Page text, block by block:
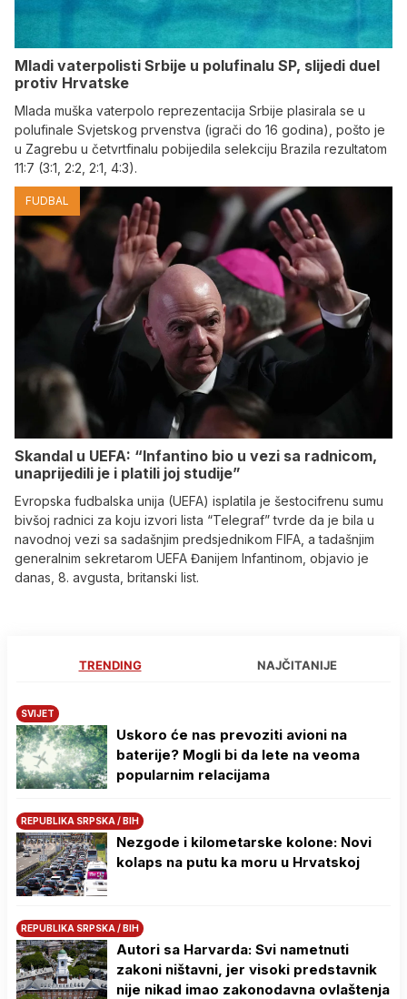
Mladi vaterpolisti Srbije u polufinalu SP, slijedi duel
protiv Hrvatske
Mlada muška vaterpolo reprezentacija Srbije plasirala se u
polufinale Svjetskog prvenstva (igrači do 16 godina), pošto je
u Zagrebu u četvrtfinalu pobijedila selekciju Brazila rezultatom
11:7 (3:1, 2:2, 2:1, 4:3).
FUDBAL
Skandal u UEFA: “Infantino bio u vezi sa radnicom,
unaprijedili je i platili joj studije”
Evropska fudbalska unija (UEFA) isplatila je šestocifrenu sumu
bivšoj radnici za koju izvori lista “Telegraf” tvrde da je bila u
navodnoj vezi sa sadašnjim predsjednikom FIFA, a tadašnjim
generalnim sekretarom UEFA Đanijem Infantinom, objavio je
danas, 8. avgusta, britanski list.
TRENDING NAJČITANIJE
SVIJET
Uskoro će nas prevoziti avioni na
baterije? Mogli bi da lete na veoma
popularnim relacijama
REPUBLIKA SRPSKA / BIH
Nezgode i kilometarske kolone: Novi
kolaps na putu ka moru u Hrvatskoj
REPUBLIKA SRPSKA / BIH
Autori sa Harvarda: Svi nametnuti
zakoni ništavni, jer visoki predstavnik
nije nikad imao zakonodavna ovlaštenja